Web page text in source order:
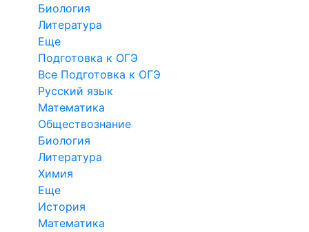
Биология
Литература
Еще
Подготовка к ОГЭ
Все Подготовка к ОГЭ
Русский язык
Математика
Обществознание
Биология
Литература
Химия
Еще
История
Математика